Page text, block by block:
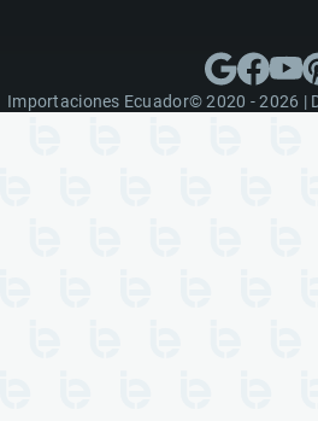
Importaciones Ecuador© 2020 - 2026 |